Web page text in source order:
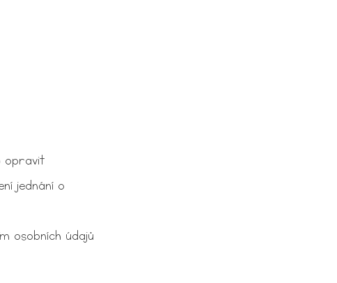
opravit
jednání o
osobních údajů